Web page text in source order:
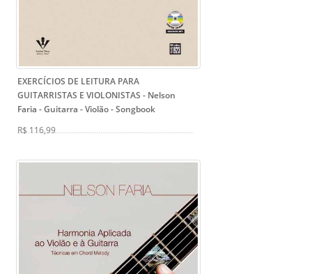
EXERCÍCIOS DE LEITURA PARA
GUITARRISTAS E VIOLONISTAS - Nelson
Faria - Guitarra - Violão - Songbook
R$ 116,99